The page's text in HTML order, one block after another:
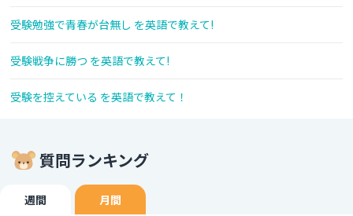
受験勉強で青春が台無し を英語で教えて!
受験戦争に勝つ を英語で教えて!
受験を控えている を英語で教えて！
質問ランキング
週間 月間